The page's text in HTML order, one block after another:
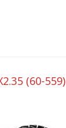
(60-559)